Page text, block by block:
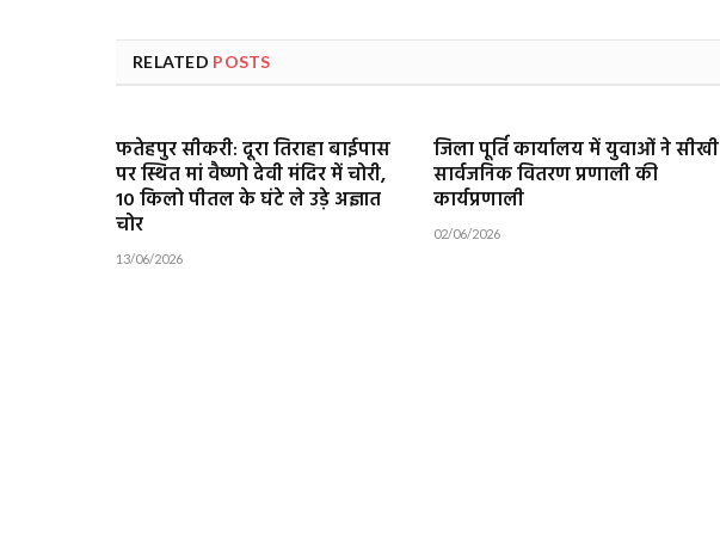
RELATED POSTS
फतेहपुर सीकरी: दूरा तिराहा बाईपास
पर स्थित मां वैष्णो देवी मंदिर में चोरी,
10 किलो पीतल के घंटे ले उड़े अज्ञात
चोर
13/06/2026
जिला पूर्ति कार्यालय में युवाओं ने सीखी
सार्वजनिक वितरण प्रणाली की
कार्यप्रणाली
02/06/2026